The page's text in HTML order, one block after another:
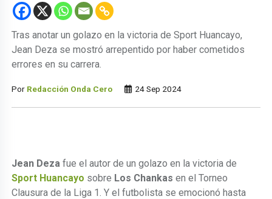
Tras anotar un golazo en la victoria de Sport Huancayo,
Jean Deza se mostró arrepentido por haber cometidos
errores en su carrera.
Por Redacción Onda Cero 24 Sep 2024
Jean Deza fue el autor de un golazo en la victoria de
Sport Huancayo sobre Los Chankas en el Torneo
Clausura de la Liga 1. Y el futbolista se emocionó hasta